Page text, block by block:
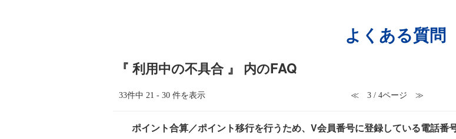
よくある質問
『 利用中の不具合 』 内のFAQ
33件中 21 - 30 件を表示 ≪ 3 / 4ページ ≫
ポイント合算／ポイント移行を行うため、V会員番号に登録している電話番